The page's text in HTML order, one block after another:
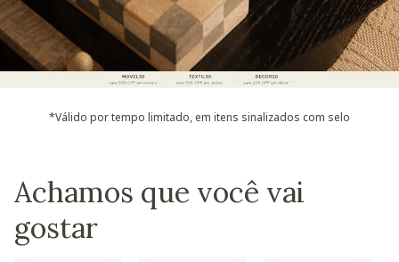
*Válido por tempo limitado, em itens sinalizados com selo
Achamos que você vai
gostar